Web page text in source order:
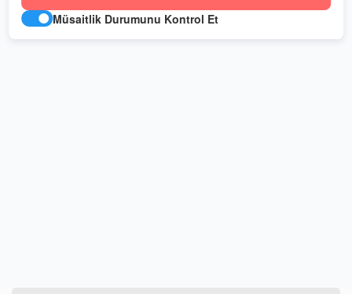
Müsaitlik Durumunu Kontrol Et